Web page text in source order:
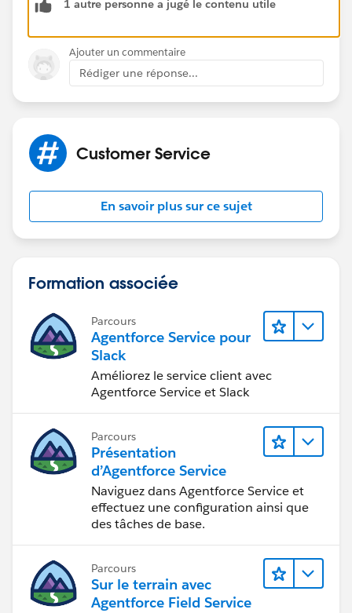
1 autre personne a jugé le contenu utile
Ajouter un commentaire
Rédiger une réponse...
Customer Service
En savoir plus sur ce sujet
Formation associée
Parcours
Agentforce Service pour
Slack
Améliorez le service client avec
Agentforce Service et Slack
Parcours
Présentation
d’Agentforce Service
Naviguez dans Agentforce Service et
effectuez une configuration ainsi que
des tâches de base.
Parcours
Sur le terrain avec
Agentforce Field Service